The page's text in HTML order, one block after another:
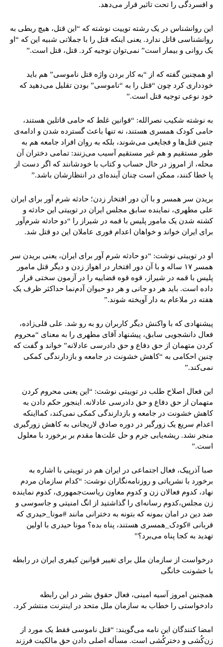
و افسردگی را تحت تاثیر قرار می‌دهد.
این روانشناس در یک رشته توییت نوشته که “این قتل، هیچ ربطی به
روانشناسی قاتل ندارد. یعنی اینکه قتل را با جملاتی شبیه این که “او
یک روانی و بیمار است” نمی‌توان توجیه کرد‌. قتل، قتل است.”
او همچنین گفته که از “به کار بردن واژه قتل ناموسی” هم باید
خودداری کرد چون “قتل را به “ناموسی” بودن تقلیل می‌دهید که
خود نوعی توجیه قتل است.”
به نوشته شکیب نصرالله: “قوانین غلط که حامی قاتلین هستند،
حامی کودک همسری هستند، نه تنها باعث گسترده شدن و ادامه‌ی
چنین قتل‌ها و فجایعی می‌شوند، بلکه به روان افراد جامعه هم به
طور مستقیم و هم غیر مستقیم آسیب می‌زنند: تمامی دختران آن
محله، از امروز در حال حساب و کتاب با خودشانند که اگر دست از
پا خطا کنند، ممکن است چنان آینده‌ای در انتظارشان باشد.”
بریدن سر همسر و با آن دور افتخار زدن؛ حادثه شرم آور برای ایران
علی مطهری، نماینده سابق مجلس ایران در توییتی این حادثه و
کشته شدن یک مامور پلیس با قمه در شیراز را “دو حادثه شرم‌آور
برای ایران خواند و خواهان اعدام فوری عاملان این دو قتل شد.
او در توییتی نوشت: “دو حادثه شرم آور برای ایران، یعنی بریدن سر
همسر ۱۷ ساله و با آن دور افتخار در اهواز زدن و دیگر قتل مامور
پلیس با قمه در شیراز، قوه قوه قضاییه را در آزمون سختی قرار
داده است. باید هر دو جانی و هر دو حیوان آدم‌نما حداکثر ظرف یک
هفته در ملاعام به دار آویخته شوند.”
پیشنهادی که با واکنش دیگر کاربران رو به رو شد. علی قلی‌زاده،
فعال دانشجویی سابق، پیشنهاد آقای مطهری را به معنای “محروم
کردن متهمان از حق دفاع و حق دادرسی عادلانه” خواند و گفت که
چنین احکامی به “کاهش خشونت در جامعه و بازدارندگی کمکی
نمی‌کند.”
این فعال اصلاح طلب در توییتی نوشت: “این یعنی محروم کردن
متهمان از حق دفاع و حق دادرسی عادلانه. اینجور حکم دادن به
کاهش خشونت در جامعه و بازدارندگی کمکی نمی‌کند، کمااینکه
اعدام سریع یک زورگیر در دوره صادق لاریجانی به کاهش زورگیری
منجر نشد. ریشه‌یابی جرم و حل علت‌ها مقدم بر برخورد با معلول
است.”
صبا آذرپیک، فعال اجتماعی در ایران هم در توییتی با اشاره به
برخورد با نشریاتی و روزنامه‌نگاران نوشت: “کدام سازمان مردم
نهاد، کدوم فعالان زن و کدوم معاون ریاست‌جمهوری، کدوم نماینده
زن مجلس،کدوم رسانه‌ای را گذاشتید از انگ امنیتی و جاسوسی و
ضد دین در امان بمونه که بتونه به دخترانی مانند #مونا_حیدری که
قربانی #کودک_همسری هستند، پناه بده؟ مونا حیدری با اولین
تهدید به کجا پناه می‌برد؟”
درخواست از سازمان ملل برای تغییر قوانین کیفری ایران در رابطه
با خشونت خانگی
همچنین امروز آسیه امینی، فعال حقوق بشر در این رابطه
دادخواستی را خطاب به سازمان ملل متحد در اینترنت منتشر کرد.
امضا کنندگان این نامه می‌گویند: “قتل ناموسی فقط یک مورد از
زن‌کُشی و دخترکُشی است. مسأله اصلی دادن حق مالکیت فرزند